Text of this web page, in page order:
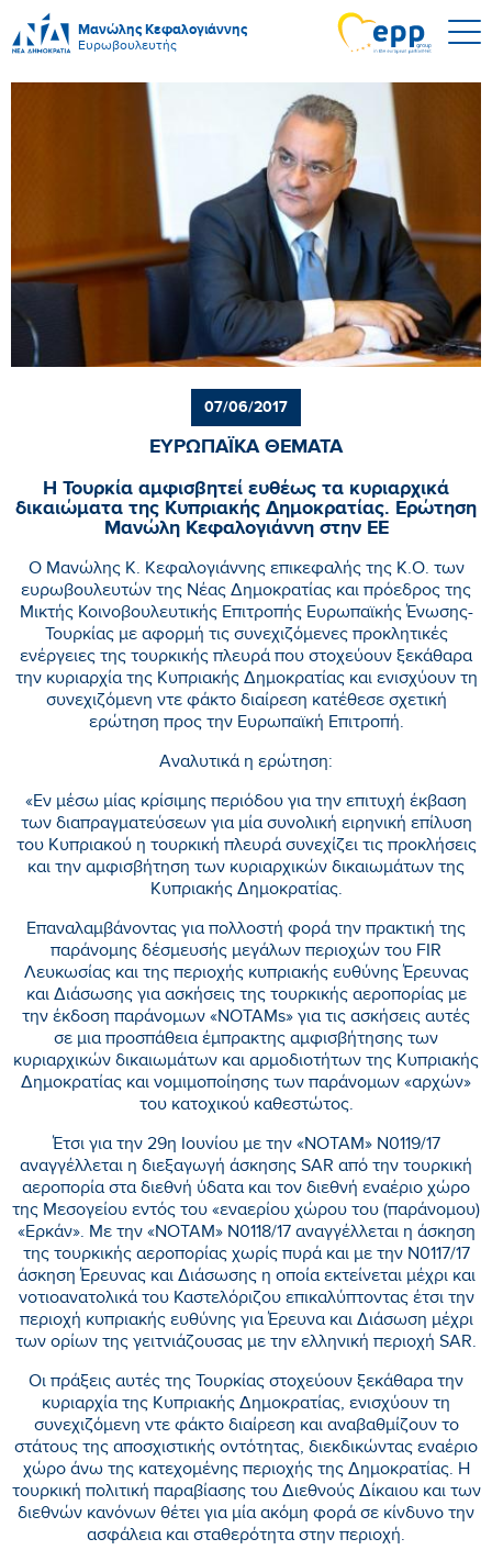
Μανώλης Κεφαλογιάννης
Ευρωβουλευτής
07/06/2017
ΕΥΡΩΠΑΪΚΑ ΘΕΜΑΤΑ
Η Τουρκία αμφισβητεί ευθέως τα κυριαρχικά
δικαιώματα της Κυπριακής Δημοκρατίας. Ερώτηση
Μανώλη Κεφαλογιάννη στην ΕΕ
Ο Μανώλης Κ. Κεφαλογιάννης επικεφαλής της Κ.Ο. των
ευρωβουλευτών της Νέας Δημοκρατίας και πρόεδρος της
Μικτής Κοινοβουλευτικής Επιτροπής Ευρωπαϊκής Ένωσης-
Τουρκίας με αφορμή τις συνεχιζόμενες προκλητικές
ενέργειες της τουρκικής πλευρά που στοχεύουν ξεκάθαρα
την κυριαρχία της Κυπριακής Δημοκρατίας και ενισχύουν τη
συνεχιζόμενη ντε φάκτο διαίρεση κατέθεσε σχετική
ερώτηση προς την Ευρωπαϊκή Επιτροπή.
Αναλυτικά η ερώτηση:
«Εν μέσω μίας κρίσιμης περιόδου για την επιτυχή έκβαση
των διαπραγματεύσεων για μία συνολική ειρηνική επίλυση
του Κυπριακού η τουρκική πλευρά συνεχίζει τις προκλήσεις
και την αμφισβήτηση των κυριαρχικών δικαιωμάτων της
Κυπριακής Δημοκρατίας.
Επαναλαμβάνοντας για πολλοστή φορά την πρακτική της
παράνομης δέσμευσής μεγάλων περιοχών του FIR
Λευκωσίας και της περιοχής κυπριακής ευθύνης Έρευνας
και Διάσωσης για ασκήσεις της τουρκικής αεροπορίας με
την έκδοση παράνομων «ΝΟΤΑΜs» για τις ασκήσεις αυτές
σε μια προσπάθεια έμπρακτης αμφισβήτησης των
κυριαρχικών δικαιωμάτων και αρμοδιοτήτων της Κυπριακής
Δημοκρατίας και νομιμοποίησης των παράνομων «αρχών»
του κατοχικού καθεστώτος.
Έτσι για την 29η Ιουνίου με την «ΝΟΤΑΜ» Ν0119/17
αναγγέλλεται η διεξαγωγή άσκησης SAR από την τουρκική
αεροπορία στα διεθνή ύδατα και τον διεθνή εναέριο χώρο
της Μεσογείου εντός του «εναερίου χώρου του (παράνομου)
«Ερκάν». Με την «ΝΟΤΑΜ» Ν0118/17 αναγγέλλεται η άσκηση
της τουρκικής αεροπορίας χωρίς πυρά και με την Ν0117/17
άσκηση Έρευνας και Διάσωσης η οποία εκτείνεται μέχρι και
νοτιοανατολικά του Καστελόριζου επικαλύπτοντας έτσι την
περιοχή κυπριακής ευθύνης για Έρευνα και Διάσωση μέχρι
των ορίων της γειτνιάζουσας με την ελληνική περιοχή SAR.
Οι πράξεις αυτές της Τουρκίας στοχεύουν ξεκάθαρα την
κυριαρχία της Κυπριακής Δημοκρατίας, ενισχύουν τη
συνεχιζόμενη ντε φάκτο διαίρεση και αναβαθμίζουν το
στάτους της αποσχιστικής οντότητας, διεκδικώντας εναέριο
χώρο άνω της κατεχομένης περιοχής της Δημοκρατίας. Η
τουρκική πολιτική παραβίασης του Διεθνούς Δίκαιου και των
διεθνών κανόνων θέτει για μία ακόμη φορά σε κίνδυνο την
ασφάλεια και σταθερότητα στην περιοχή.